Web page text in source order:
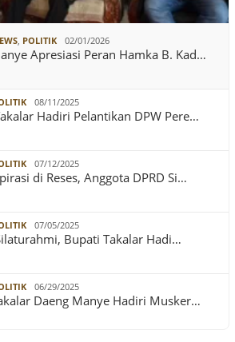
, POLITIK 02/01/2026
Apresiasi Peran Hamka B. Kad…
08/11/2025
Hadiri Pelantikan DPW Pere…
07/12/2025
di Reses, Anggota DPRD Si…
07/05/2025
Bupati Takalar Hadi…
06/29/2025
Daeng Manye Hadiri Musker…